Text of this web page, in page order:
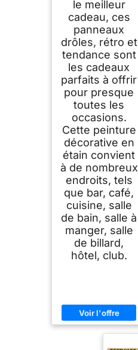
le meilleur
cadeau, ces
panneaux
drôles, rétro et
tendance sont
les cadeaux
parfaits à offrir
pour presque
toutes les
occasions.
Cette peinture
décorative en
étain convient
à de nombreux
endroits, tels
que bar, café,
cuisine, salle
de bain, salle à
manger, salle
de billard,
hôtel, club.